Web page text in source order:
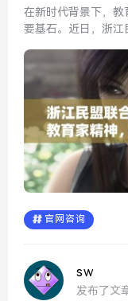
在新时代背景下，
要基石。近日，浙江
内涵、实践案例以
教...
官网咨询
sw
发布了文